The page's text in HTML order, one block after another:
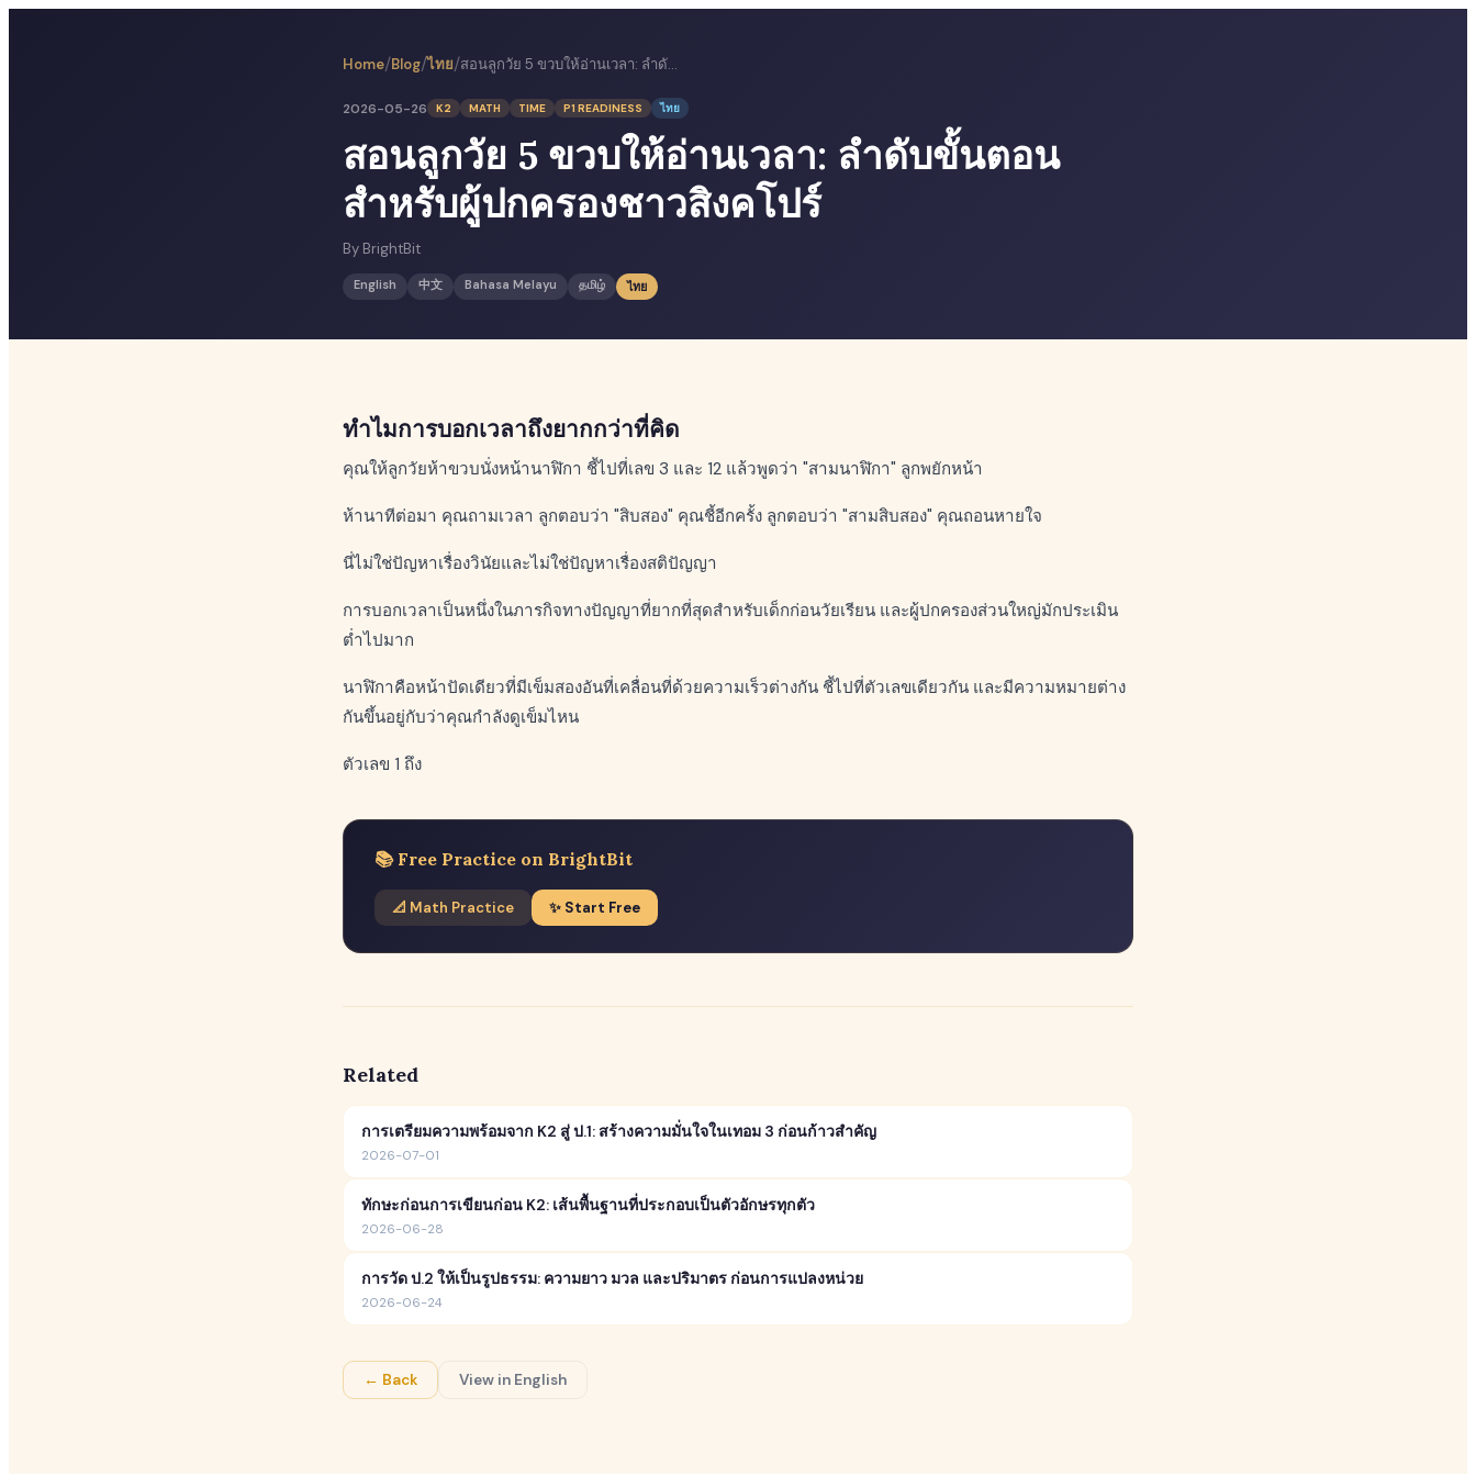
Home/Blog/ไทย/ สอนลูกวัย 5 ขวบให้อ่านเวลา: ลำดับขั้นตอนสำหรับผู้ปกครองชาวสิงคโปร์
2026-05-26 K2 MATH TIME P1 READINESS ไทย
สอนลูกวัย 5 ขวบให้อ่านเวลา: ลำดับขั้นตอน
สำหรับผู้ปกครองชาวสิงคโปร์
By BrightBit
English 中文 Bahasa Melayu தமிழ் ไทย
ทำไมการบอกเวลาถึงยากกว่าที่คิด
คุณให้ลูกวัยห้าขวบนั่งหน้านาฬิกา ชี้ไปที่เลข 3 และ 12 แล้วพูดว่า "สามนาฬิกา" ลูกพยักหน้า
ห้านาทีต่อมา คุณถามเวลา ลูกตอบว่า "สิบสอง" คุณชี้อีกครั้ง ลูกตอบว่า "สามสิบสอง" คุณถอนหายใจ
นี่ไม่ใช่ปัญหาเรื่องวินัยและไม่ใช่ปัญหาเรื่องสติปัญญา
การบอกเวลาเป็นหนึ่งในภารกิจทางปัญญาที่ยากที่สุดสำหรับเด็กก่อนวัยเรียน และผู้ปกครองส่วนใหญ่มักประเมิน
ต่ำไปมาก
นาฬิกาคือหน้าปัดเดียวที่มีเข็มสองอันที่เคลื่อนที่ด้วยความเร็วต่างกัน ชี้ไปที่ตัวเลขเดียวกัน และมีความหมายต่าง
กันขึ้นอยู่กับว่าคุณกำลังดูเข็มไหน
ตัวเลข 1 ถึง
📚 Free Practice on BrightBit
📐 Math Practice ✨ Start Free
Related
การเตรียมความพร้อมจาก K2 สู่ ป.1: สร้างความมั่นใจในเทอม 3 ก่อนก้าวสำคัญ
2026-07-01
ทักษะก่อนการเขียนก่อน K2: เส้นพื้นฐานที่ประกอบเป็นตัวอักษรทุกตัว
2026-06-28
การวัด ป.2 ให้เป็นรูปธรรม: ความยาว มวล และปริมาตร ก่อนการแปลงหน่วย
2026-06-24
← Back View in English